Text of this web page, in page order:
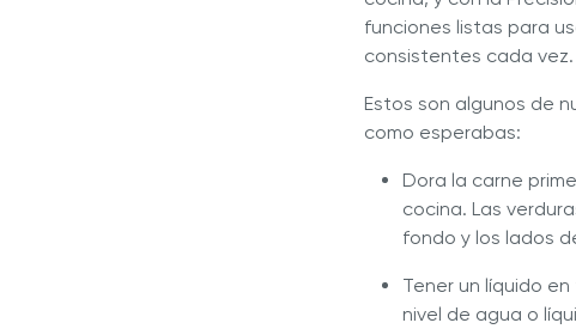
funciones listas para
consistentes cada vez.
Estos son algunos de
como esperabas:
Dora la carne
cocina. Las
fondo y los lados
Tener un líquido
nivel de agua o